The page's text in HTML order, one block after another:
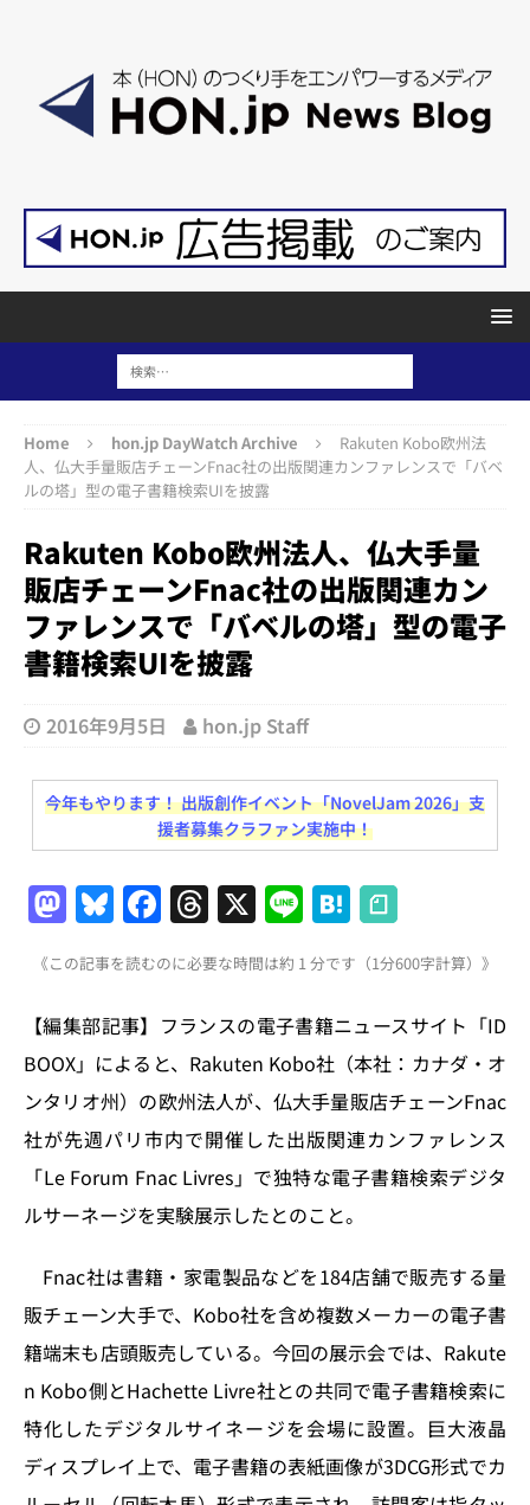
Home hon.jp DayWatch Archive
Rakuten Kobo欧州法
人、仏大手量販店チェーンFnac社の出版関連カンファレンスで「バベ
ルの塔」型の電子書籍検索UIを披露
Rakuten Kobo欧州法人、仏大手量
販店チェーンFnac社の出版関連カン
ファレンスで「バベルの塔」型の電子
書籍検索UIを披露
2016年9月5日 hon.jp Staff
今年もやります！ 出版創作イベント「NovelJam 2026」支
援者募集クラファン実施中！
M
a
st
o
d
o
n
Bl
u
e
s
k
y
F
a
c
e
b
o
o
k
T
h
re
a
d
s
X Li
n
e
H
at
e
n
a
《この記事を読むのに必要な時間は約 1 分です（1分600字計算）》
【編集部記事】フランスの電子書籍ニュースサイト「ID
BOOX」によると、Rakuten Kobo社（本社：カナダ・オ
ンタリオ州）の欧州法人が、仏大手量販店チェーンFnac
社が先週パリ市内で開催した出版関連カンファレンス
「Le Forum Fnac Livres」で独特な電子書籍検索デジタ
ルサーネージを実験展示したとのこと。
Fnac社は書籍・家電製品などを184店舗で販売する量
販チェーン大手で、Kobo社を含め複数メーカーの電子書
籍端末も店頭販売している。今回の展示会では、Rakute
n Kobo側とHachette Livre社との共同で電子書籍検索に
特化したデジタルサイネージを会場に設置。巨大液晶
ディスプレイ上で、電子書籍の表紙画像が3DCG形式でカ